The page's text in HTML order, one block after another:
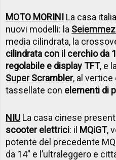
MOTO MORINI La casa
nuovi modelli: la
media cilindrata, la
cilindrata con il cerchio da
regolabile e display TFT, e
Super Scrambler, al vertice
tassellate con elementi di
NIU La casa cinese
scooter elettrici: il MQiGT,
potente del precedente
da 14” e l’ultraleggero e